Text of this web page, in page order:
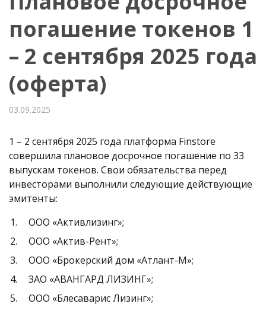
погашение токенов 1
– 2 сентября 2025 года
(оферта)
03.09.2025
1 – 2 сентября 2025 года платформа Finstore
совершила плановое досрочное погашение по 33
выпускам токенов. Свои обязательства перед
инвесторами выполнили следующие действующие
эмитенты:
ООО «Активлизинг»;
ООО «Актив-Рент»;
ООО «Брокерский дом «Атлант-М»;
ЗАО «АВАНГАРД ЛИЗИНГ»;
ООО «Блесаварис Лизинг»;